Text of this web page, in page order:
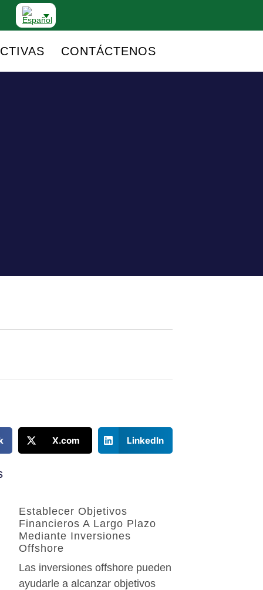
CONTÁCTENOS
X.com LinkedIn
Establecer Objetivos
Financieros A Largo Plazo
Mediante Inversiones
Offshore
Las inversiones offshore pueden
ayudarle a alcanzar objetivos